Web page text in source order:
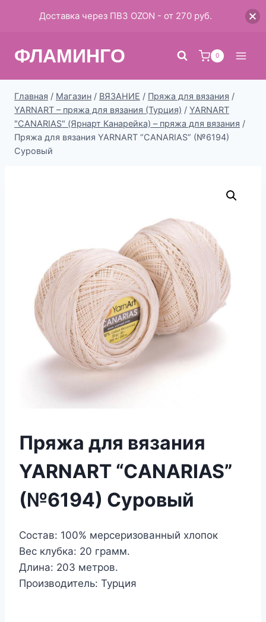
ФЛАМИНГО 0
Главная / Магазин / ВЯЗАНИЕ / Пряжа для вязания /
YARNART – пряжа для вязания (Турция) / YARNART
"CANARIAS" (Ярнарт Канарейка) – пряжа для вязания /
Пряжа для вязания YARNART “CANARIAS” (№6194)
Суровый
Пряжа для вязания
YARNART “CANARIAS”
(№6194) Суровый
Состав: 100% мерсеризованный хлопок
Вес клубка: 20 грамм.
Длина: 203 метров.
Производитель: Турция
Доставка через ПВЗ OZON - от 270 руб.